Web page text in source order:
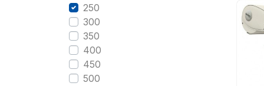
250
300
350
400
450
500